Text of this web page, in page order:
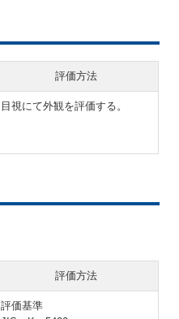
評価方法
目視にて外観を評価する。
評価方法
評価基準